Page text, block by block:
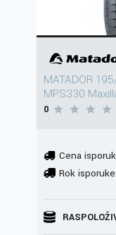
MATADOR
MPS330
0
Cena
Rok isporuke: